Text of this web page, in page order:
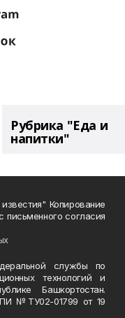
Рубрика "Еда и
напитки"
Копирование
письменного согласия
службы по
технологий и
Башкортостан.
№ТУ02-01799 от 19